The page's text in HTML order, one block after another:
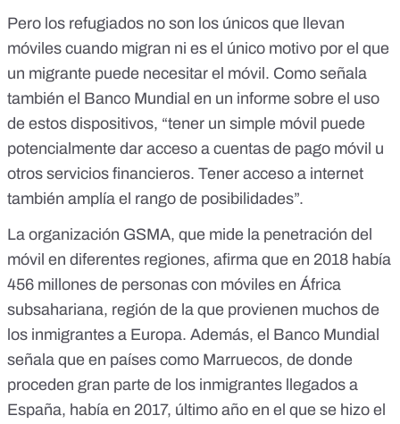
Pero los refugiados no son los únicos que llevan
móviles cuando migran ni es el único motivo por el que
un migrante puede necesitar el móvil. Como señala
también el Banco Mundial en un informe sobre el uso
de estos dispositivos, “tener un simple móvil puede
potencialmente dar acceso a cuentas de pago móvil u
otros servicios financieros. Tener acceso a internet
también amplía el rango de posibilidades”.
La organización GSMA, que mide la penetración del
móvil en diferentes regiones, afirma que en 2018 había
456 millones de personas con móviles en África
subsahariana, región de la que provienen muchos de
los inmigrantes a Europa. Además, el Banco Mundial
señala que en países como Marruecos, de donde
proceden gran parte de los inmigrantes llegados a
España, había en 2017, último año en el que se hizo el